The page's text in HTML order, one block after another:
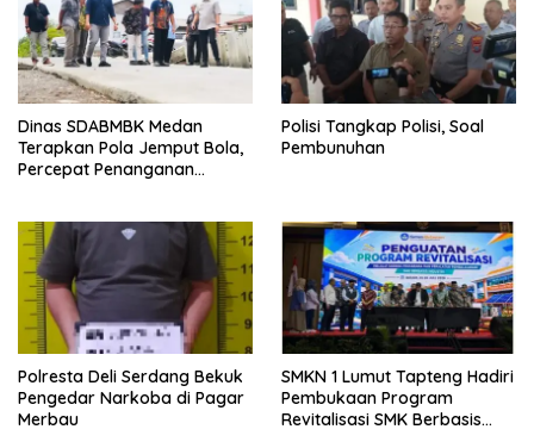
Dinas SDABMBK Medan
Terapkan Pola Jemput Bola,
Percepat Penanganan
Polisi Tangkap Polisi, Soal
Pembunuhan
Polresta Deli Serdang Bekuk
Pengedar Narkoba di Pagar
Merbau
SMKN 1 Lumut Tapteng Hadiri
Pembukaan Program
Revitalisasi SMK Berbasis